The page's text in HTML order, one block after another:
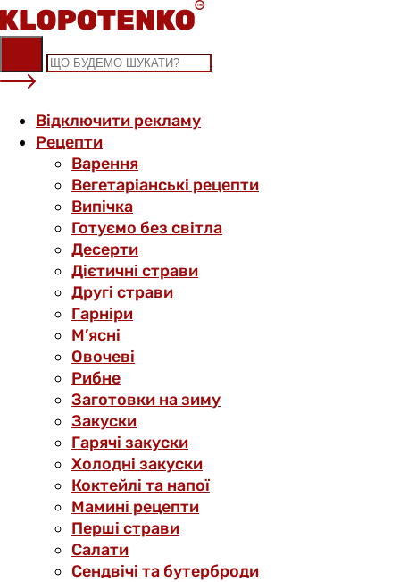
Skip
to
content
Відключити рекламу
Рецепти
Варення
Вегетаріанські рецепти
Випічка
Готуємо без світла
Десерти
Дієтичні страви
Другі страви
Гарніри
М’ясні
Овочеві
Рибне
Заготовки на зиму
Закуски
Гарячі закуски
Холодні закуски
Коктейлі та напої
Мамині рецепти
Перші страви
Салати
Сендвічі та бутерброди